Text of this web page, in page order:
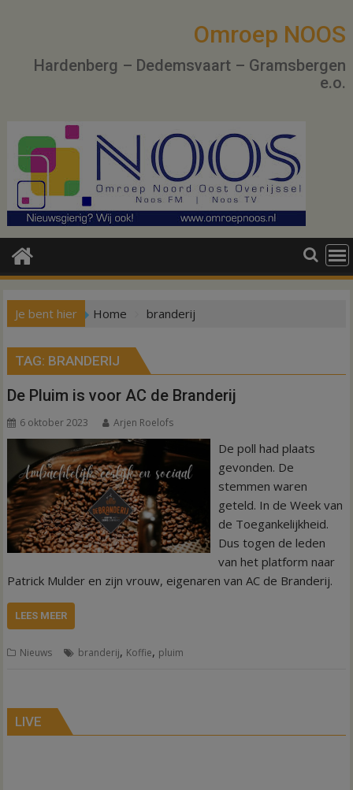
Omroep NOOS
Hardenberg – Dedemsvaart – Gramsbergen
e.o.
Je bent hier Home branderij
TAG: BRANDERIJ
De Pluim is voor AC de Branderij
6 oktober 2023 Arjen Roelofs
De poll had plaats
gevonden. De
stemmen waren
geteld. In de Week van
de Toegankelijkheid.
Dus togen de leden
van het platform naar
Patrick Mulder en zijn vrouw, eigenaren van AC de Branderij.
LEES MEER
Nieuws branderij, Koffie, pluim
LIVE